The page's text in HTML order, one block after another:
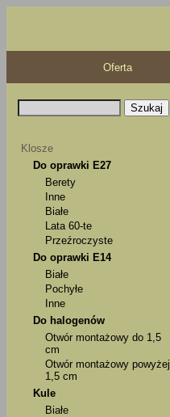
Oferta
Klosze
Do oprawki E27
Berety
Inne
Białe
Lata 60-te
Przeźroczyste
Do oprawki E14
Białe
Pochyłe
Inne
Do halogenów
Otwór montażowy do 1,5
cm
Otwór montażowy powyżej
1,5 cm
Kule
Białe